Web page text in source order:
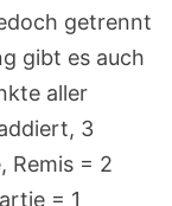
getrennt
gibt es auch
aller
3
Remis = 2
= 1